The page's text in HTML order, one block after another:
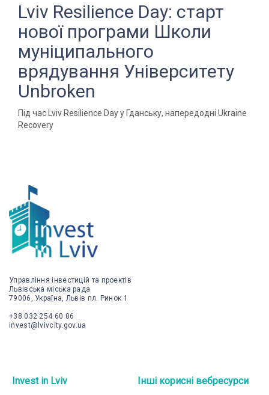
Lviv Resilience Day: старт
нової програми Школи
муніципального
врядування Університету
Unbroken
Під час Lviv Resilience Day у Гданську, напередодні Ukraine
Recovery
Управління інвестицій та проектів
Львівська міська рада
79006, Україна, Львів пл. Ринок 1
+38 032 254 60 06
invest@lvivcity.gov.ua
Invest in Lviv Інші корисні вебресурси